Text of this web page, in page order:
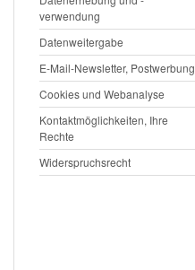
verwendung
Datenweitergabe
E-Mail-Newsletter, Postwerbung
Cookies und Webanalyse
Kontaktmöglichkeiten, Ihre
Rechte
Widerspruchsrecht